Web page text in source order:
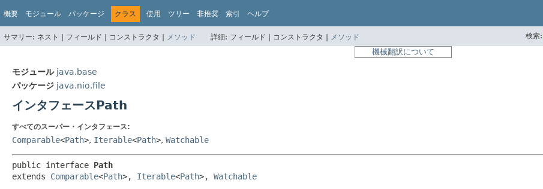
概要 モジュール パッケージ クラス 使用 ツリー 非推奨 索引 ヘルプ
サマリー: ネスト | フィールド | コンストラクタ | メソッド 詳細: フィールド | コンストラクタ | メソッド 検索:
機械翻訳について
モジュール java.base
パッケージ java.nio.file
インタフェースPath
すべてのスーパー・インタフェース:
Comparable<Path>, Iterable<Path>, Watchable
public interface Path
extends Comparable<Path>, Iterable<Path>, Watchable